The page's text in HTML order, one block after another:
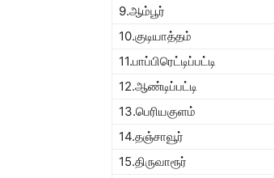
9.ஆம்பூர்
10.குடியாத்தம்
11.பாப்பிரெட்டிப்பட்டி
12.ஆண்டிப்பட்டி
13.பெரியகுளம்
14.தஞ்சாவூர்
15.திருவாரூர்